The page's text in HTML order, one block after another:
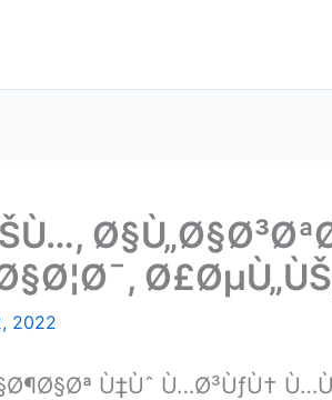
2022
Ù‡Ùˆ Ù…Ø³ÙƒÙ†